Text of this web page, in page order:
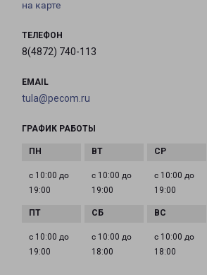
на карте
ТЕЛЕФОН
8(4872) 740-113
EMAIL
tula@pecom.ru
ГРАФИК РАБОТЫ
с 10:00 до
19:00
с 10:00 до
19:00
с 10:00 до
19:00
с 10:00 до
19:00
с 10:00 до
18:00
с 10:00 до
18:00